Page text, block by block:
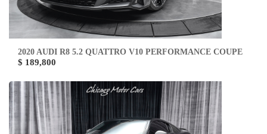
2020 AUDI R8 5.2 QUATTRO V10 PERFORMANCE COUPE
$ 189,800